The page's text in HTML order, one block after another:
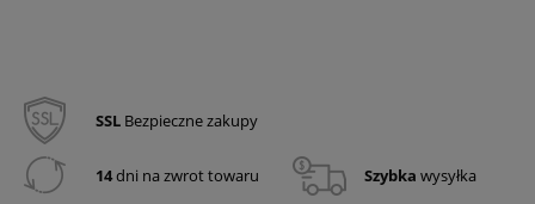
SSL Bezpieczne zakupy
14dni na zwrot towaru Szybka wysyłka